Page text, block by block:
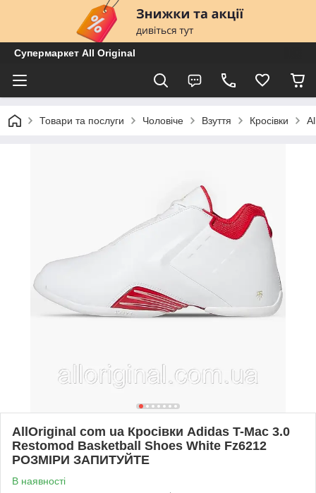
Супермаркет All Original
Товари та послуги Чоловіче Взуття Кросівки
AllOriginal com ua Кросівки Adidas T-Mac 3.0
Restomod Basketball Shoes White Fz6212
РОЗМІРИ ЗАПИТУЙТЕ
В наявності